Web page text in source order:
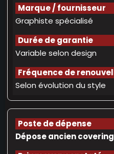
Graphiste spécialisé
Variable selon design
Selon évolution du style
Dépose ancien covering